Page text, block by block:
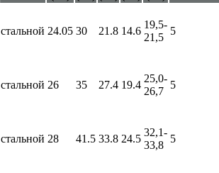
стальной 24.05 30 21.8 14.6
19,5-
21,5
5
стальной 26 35 27.4 19.4
25,0-
26,7
5
стальной 28 41.5 33.8 24.5
32,1-
33,8
5